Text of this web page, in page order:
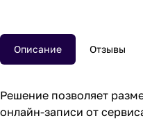
Описание Отзывы
Решение позволяет
онлайн-записи от